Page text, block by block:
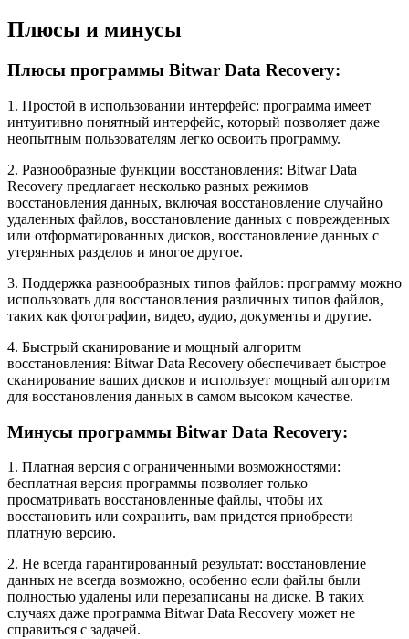
Плюсы и минусы
Плюсы программы Bitwar Data Recovery:
1. Простой в использовании интерфейс: программа имеет
интуитивно понятный интерфейс, который позволяет даже
неопытным пользователям легко освоить программу.
2. Разнообразные функции восстановления: Bitwar Data
Recovery предлагает несколько разных режимов
восстановления данных, включая восстановление случайно
удаленных файлов, восстановление данных с поврежденных
или отформатированных дисков, восстановление данных с
утерянных разделов и многое другое.
3. Поддержка разнообразных типов файлов: программу можно
использовать для восстановления различных типов файлов,
таких как фотографии, видео, аудио, документы и другие.
4. Быстрый сканирование и мощный алгоритм
восстановления: Bitwar Data Recovery обеспечивает быстрое
сканирование ваших дисков и использует мощный алгоритм
для восстановления данных в самом высоком качестве.
Минусы программы Bitwar Data Recovery:
1. Платная версия с ограниченными возможностями:
бесплатная версия программы позволяет только
просматривать восстановленные файлы, чтобы их
восстановить или сохранить, вам придется приобрести
платную версию.
2. Не всегда гарантированный результат: восстановление
данных не всегда возможно, особенно если файлы были
полностью удалены или перезаписаны на диске. В таких
случаях даже программа Bitwar Data Recovery может не
справиться с задачей.